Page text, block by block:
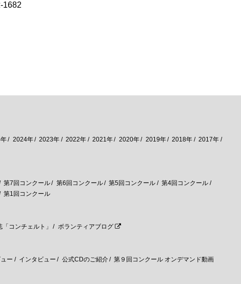
1682
2024年 2023年 2022年 2021年 2020年 2019年 2018年
2017年
第7回コンクール 第6回コンクール 第5回コンクール
第4回コンクール
第1回コンクール
「コンチェルト」 ボランティアブログ
ー インタビュー 公式CDのご紹介 第９回コンクール オンデマンド動画